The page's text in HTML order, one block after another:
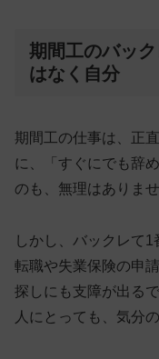
期間工のバッ
はなく自分
期間工の仕事は、正
に、「すぐにでも辞
のも、無理はありませ
しかし、バックレて1
転職や失業保険の申
探しにも支障が出る
人にとっても、気分